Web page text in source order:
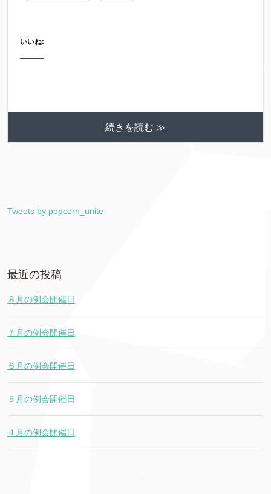
いいね:
続きを読む ≫
Tweets by popcorn_unite
最近の投稿
８月の例会開催日
７月の例会開催日
６月の例会開催日
５月の例会開催日
４月の例会開催日